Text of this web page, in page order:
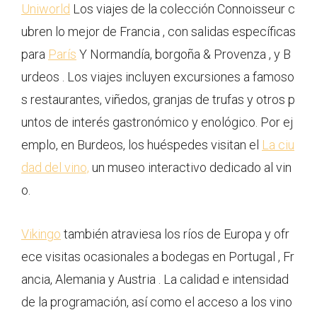
Uniworld Los viajes de la colección Connoisseur c
ubren lo mejor de Francia , con salidas específicas
para París Y Normandía, borgoña & Provenza , y B
urdeos . Los viajes incluyen excursiones a famoso
s restaurantes, viñedos, granjas de trufas y otros p
untos de interés gastronómico y enológico. Por ej
emplo, en Burdeos, los huéspedes visitan el La ciu
dad del vino, un museo interactivo dedicado al vin
o.
Vikingo también atraviesa los ríos de Europa y ofr
ece visitas ocasionales a bodegas en Portugal , Fr
ancia, Alemania y Austria . La calidad e intensidad
de la programación, así como el acceso a los vino